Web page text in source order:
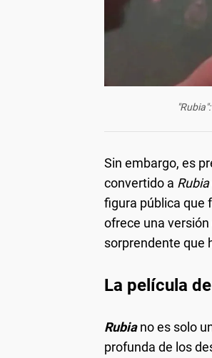
Sin embargo, es
convertido a Rubia
figura pública que
ofrece una
sorprendente que
La película
Rubiano es solo
profunda de los